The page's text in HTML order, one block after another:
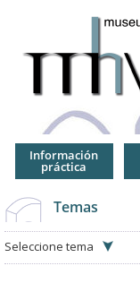
Información
práctica
Temas
Seleccione tema